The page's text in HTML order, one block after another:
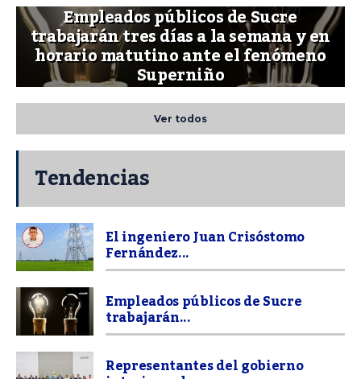
Empleados públicos de Sucre
trabajarán tres días a la semana y en
horario matutino ante el fenómeno
Superniño
Ver todos
Tendencias
El ingeniero Juan Crisóstomo
Fernández...
Empleados públicos de Sucre
trabajarán...
Representantes del gobierno